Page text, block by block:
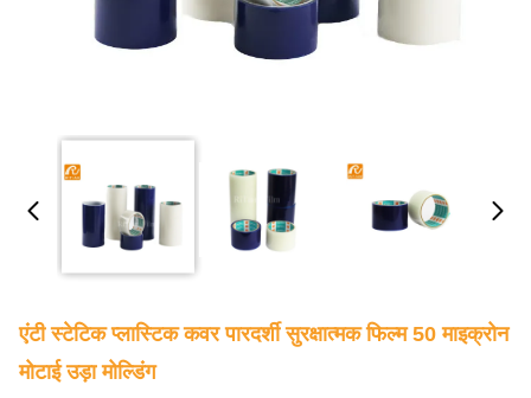
एंटी स्टेटिक प्लास्टिक कवर पारदर्शी सुरक्षात्मक फिल्म 50 माइक्रोन
मोटाई उड़ा मोल्डिंग